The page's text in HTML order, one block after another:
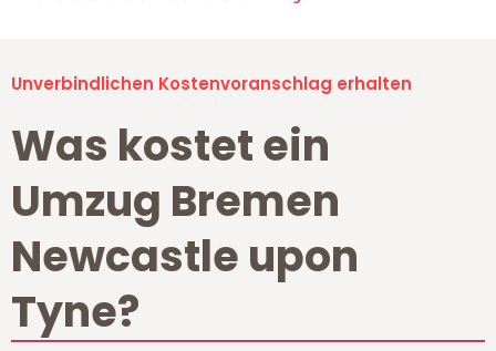
Unverbindlichen Kostenvoranschlag erhalten
Was kostet ein
Umzug Bremen
Newcastle upon
Tyne?